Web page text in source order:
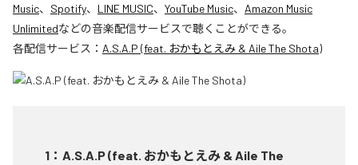
Music、 Spotify、 LINE MUSIC、 YouTube Music、 Amazon Music
Unlimitedなどの音楽配信サービスで聴くことができる。
各配信サービス： A.S.A.P (feat. おかもとえみ & Aile The Shota)
1 ： A.S.A.P (feat. おかもとえみ & Aile The